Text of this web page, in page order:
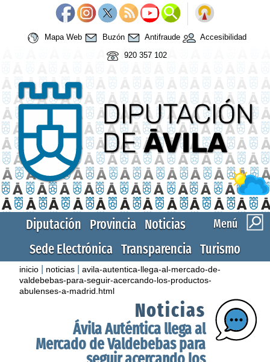
Mapa Web Buzón Antifraude
Accesibilidad
920 357 102
Menú
Diputación Provincia Noticias
Sede Electrónica Transparencia Turismo
inicio noticias |avila-autentica-llega-al-mercado-de-
valdebebas-para-seguir-acercando-los-productos-
abulenses-a-madrid.html
Noticias
Ávila Auténtica llega al
Mercado de Valdebebas para